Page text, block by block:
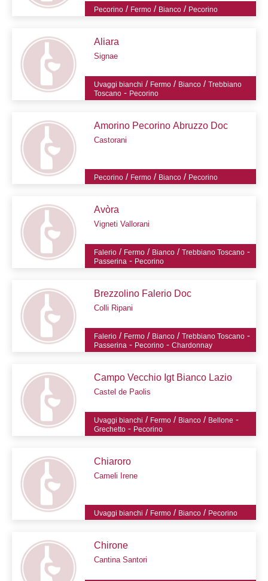
Pecorino / Fermo / Bianco / Pecorino
Aliara
Signae
Uvaggi bianchi / Fermo / Bianco /Trebbiano
Toscano - Pecorino
Amorino Pecorino Abruzzo Doc
Castorani
Pecorino / Fermo / Bianco / Pecorino
Avòra
Vigneti Vallorani
Falerio / Fermo / Bianco /Trebbiano Toscano -
Passerina - Pecorino
Brezzolino Falerio Doc
Colli Ripani
Falerio / Fermo / Bianco /Trebbiano Toscano -
Passerina - Pecorino -Chardonnay
Campo Vecchio Igt Bianco Lazio
Castel de Paolis
Uvaggi bianchi / Fermo / Bianco / Bellone -
Grechetto - Pecorino
Chiaroro
Cameli Irene
Uvaggi bianchi / Fermo / Bianco / Pecorino
Chirone
Cantina Santori